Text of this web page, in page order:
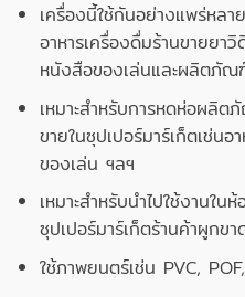
เครื่องนี้ใช้กันอย่างแพร่หล
อาหารเครื่องดื่มร้านขายยา
หนังสือของเล่นและผลิตภัณ
เหมาะสำหรับการหดห่อผลิต
ขายในซุปเปอร์มาร์เก็ตเช่น
ของเล่น ฯลฯ
เหมาะสำหรับนำไปใช้งานใ
ซุปเปอร์มาร์เก็ตร้านค้าผูกข
ใช้ภาพยนตร์เช่น PVC,